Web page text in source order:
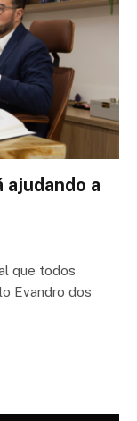
ajudando a
que todos
Evandro dos